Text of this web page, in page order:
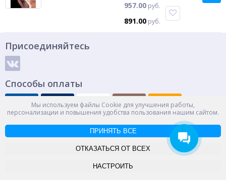
957.00 руб.
891.00 руб.
Мы используем файлы Cookie для улучшения работы,
персонализации и повышения удобства пользования нашим сайтом.
ПРИНЯТЬ ВСЕ
ОТКАЗАТЬСЯ ОТ ВСЕХ
НАСТРОИТЬ
Присоединяйтесь
Способы оплаты
Россия, Великий Новгород, пр. Александра Корсунова 14А
Контакты
Карта сайта